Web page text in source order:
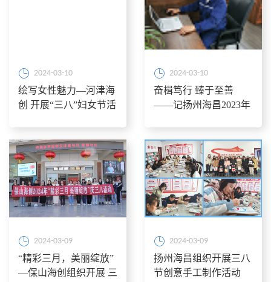
2024-03-10
绘写女性魅力—河津海
创 开展“三八”妇女节活
2024-03-10
奋楫笃行 臻于至善
——记扬州海昌2023年
2024-03-09
“精彩三月，美丽绽放”
—保山海创组织开展 三
2024-03-09
扬州海昌组织开展三八
节创意手工制作活动